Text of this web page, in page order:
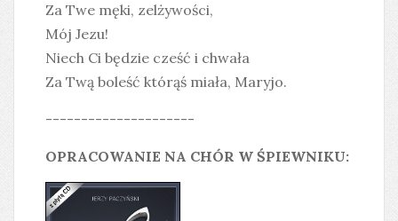
Za Twe męki, zelżywości,
Mój Jezu!
Niech Ci będzie cześć i chwała
Za Twą boleść którąś miała, Maryjo.
---------------------
OPRACOWANIE NA CHÓR W ŚPIEWNIKU: